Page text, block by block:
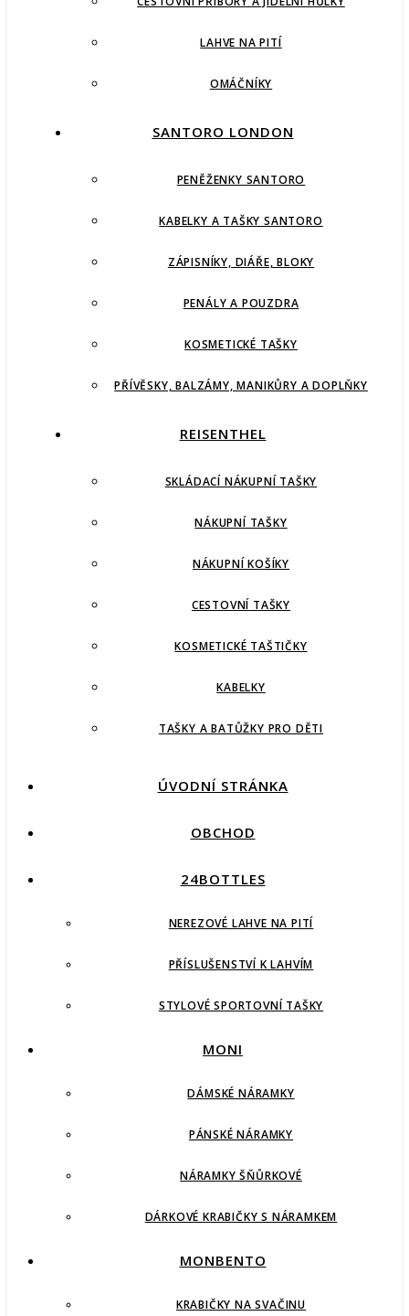
LAHVE NA PITÍ
OMÁČNÍKY
SANTORO LONDON
PENĚŽENKY SANTORO
KABELKY A TAŠKY SANTORO
ZÁPISNÍKY, DIÁŘE, BLOKY
PENÁLY A POUZDRA
KOSMETICKÉ TAŠKY
PŘÍVĚSKY, BALZÁMY, MANIKŮRY A DOPLŇKY
REISENTHEL
SKLÁDACÍ NÁKUPNÍ TAŠKY
NÁKUPNÍ TAŠKY
NÁKUPNÍ KOŠÍKY
CESTOVNÍ TAŠKY
KOSMETICKÉ TAŠTIČKY
KABELKY
TAŠKY A BATŮŽKY PRO DĚTI
ÚVODNÍ STRÁNKA
OBCHOD
24BOTTLES
NEREZOVÉ LAHVE NA PITÍ
PŘÍSLUŠENSTVÍ K LAHVÍM
STYLOVÉ SPORTOVNÍ TAŠKY
MONI
DÁMSKÉ NÁRAMKY
PÁNSKÉ NÁRAMKY
NÁRAMKY ŠŇŮRKOVÉ
DÁRKOVÉ KRABIČKY S NÁRAMKEM
MONBENTO
KRABIČKY NA SVAČINU